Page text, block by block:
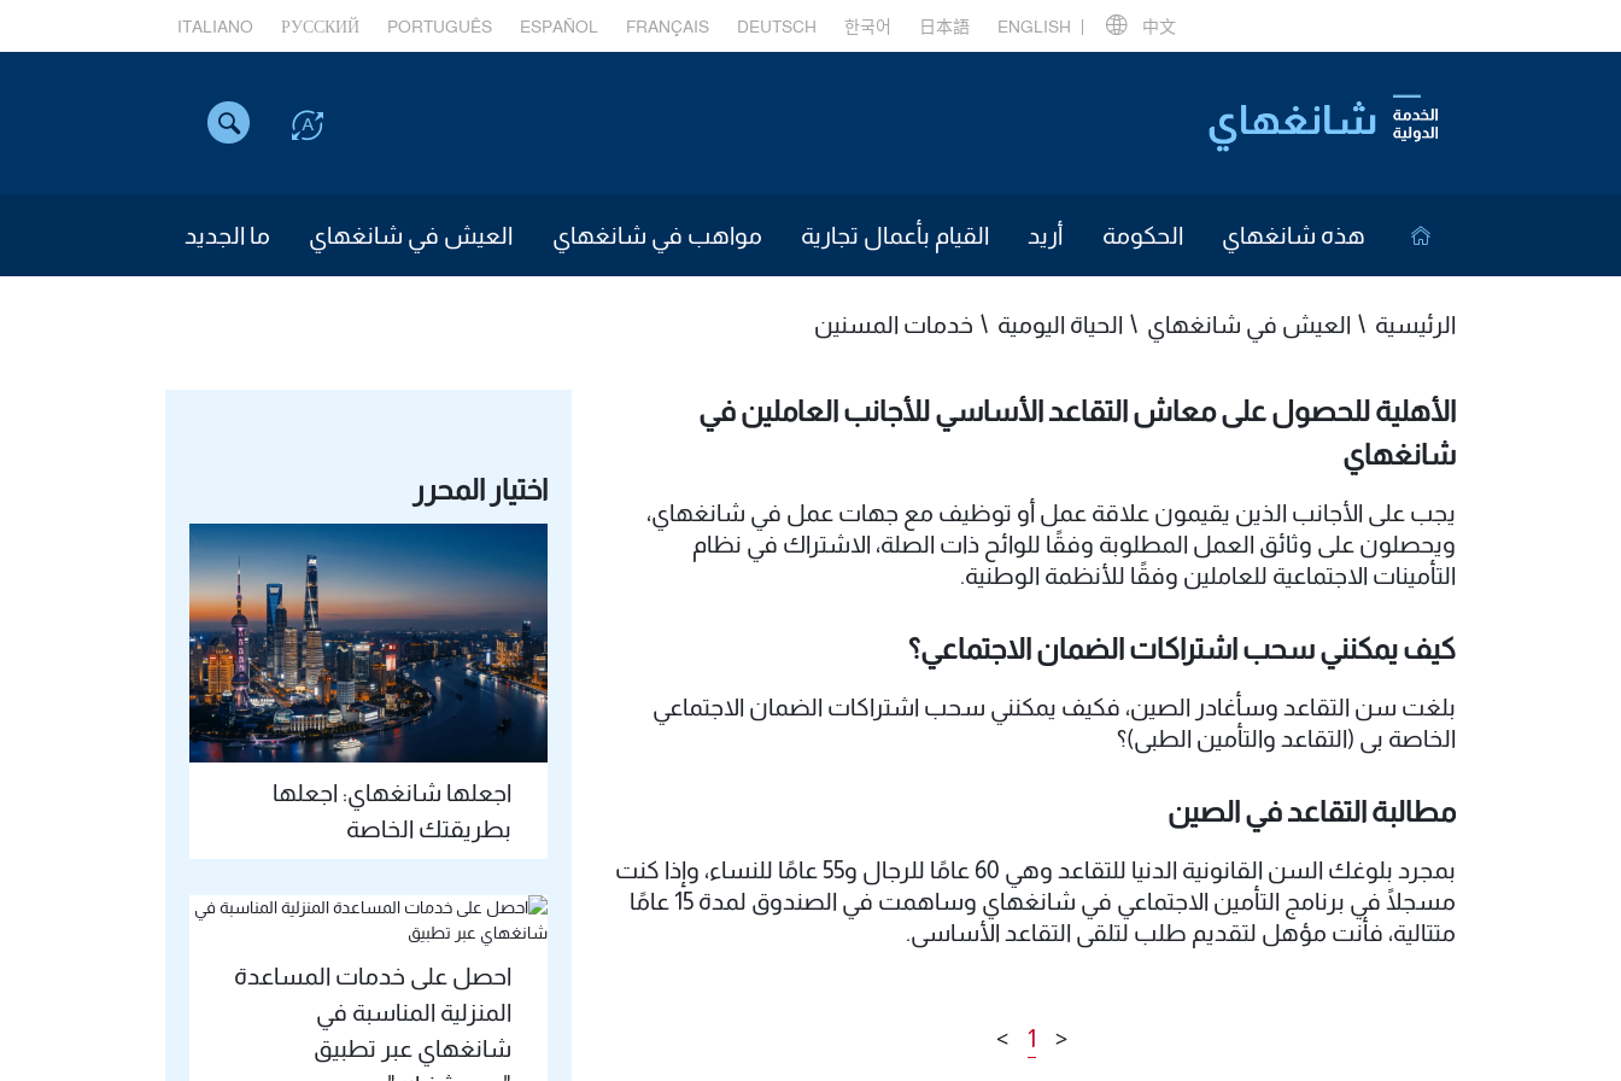
中文
ENGLISH
日本語
한국어
DEUTSCH
FRANÇAIS
ESPAÑOL
PORTUGUÊS
РУССКИЙ
ITALIANO
هذه شانغهاي الحكومة أريد القيام بأعمال تجارية مواهب في شانغهاي العيش في شانغهاي ما الجديد
الرئيسية العيش في شانغهاي الحياة اليومية خدمات المسنين
الأهلية للحصول على معاش التقاعد الأساسي للأجانب العاملين في
شانغهاي
يجب على الأجانب الذين يقيمون علاقة عمل أو توظيف مع جهات عمل في شانغهاي،
ويحصلون على وثائق العمل المطلوبة وفقًا للوائح ذات الصلة، الاشتراك في نظام
التأمينات الاجتماعية للعاملين وفقًا للأنظمة الوطنية.
كيف يمكنني سحب اشتراكات الضمان الاجتماعي؟
بلغت سن التقاعد وسأغادر الصين، فكيف يمكنني سحب اشتراكات الضمان الاجتماعي
الخاصة بي (التقاعد والتأمين الطبي)؟
مطالبة التقاعد في الصين
بمجرد بلوغك السن القانونية الدنيا للتقاعد وهي 60 عامًا للرجال و55 عامًا للنساء، وإذا كنت
مسجلًا في برنامج التأمين الاجتماعي في شانغهاي وساهمت في الصندوق لمدة 15 عامًا
متتالية، فأنت مؤهل لتقديم طلب لتلقي التقاعد الأساسي.
<
1
>
اختيار المحرر
اجعلها شانغهاي: اجعلها
بطريقتك الخاصة
احصل على خدمات المساعدة
المنزلية المناسبة في
شانغهاي عبر تطبيق